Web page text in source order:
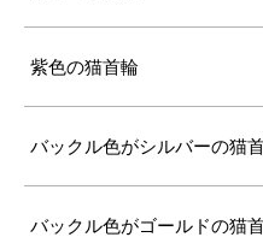
紫色の猫首輪
バックル色がシルバーの猫
バックル色がゴールドの猫